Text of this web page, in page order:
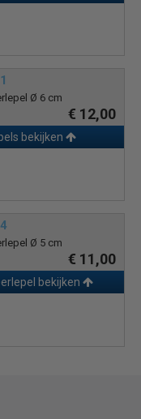
Ø 6 cm
€ 12,00
bekijken
Ø 5 cm
€ 11,00
bekijken